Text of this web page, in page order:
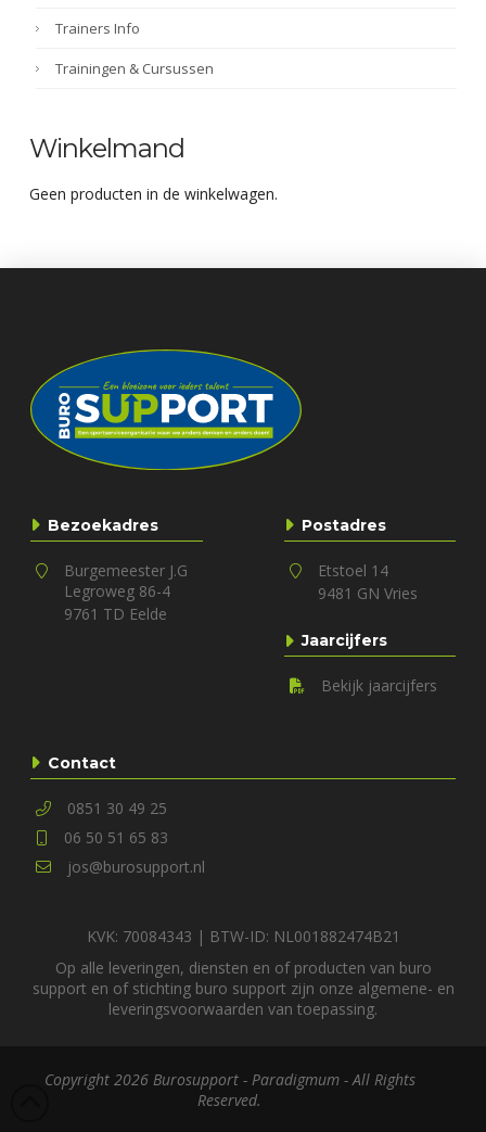
Trainers Info
Trainingen & Cursussen
Winkelmand
Geen producten in de winkelwagen.
Bezoekadres
Burgemeester J.G
Legroweg 86-4
9761 TD Eelde
Postadres
Etstoel 14
9481 GN Vries
Jaarcijfers
Bekijk jaarcijfers
Contact
0851 30 49 25
06 50 51 65 83
jos@burosupport.nl
KVK: 70084343 | BTW-ID: NL001882474B21
Op alle leveringen, diensten en of producten van buro
support en of stichting buro support zijn onze algemene- en
leveringsvoorwaarden van toepassing.
Copyright 2026Burosupport - Paradigmum- All Rights
Reserved.